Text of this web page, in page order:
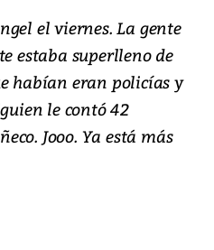
el viernes. La gente
estaba superlleno de
habían eran policías y
le contó 42
Jooo. Ya está más